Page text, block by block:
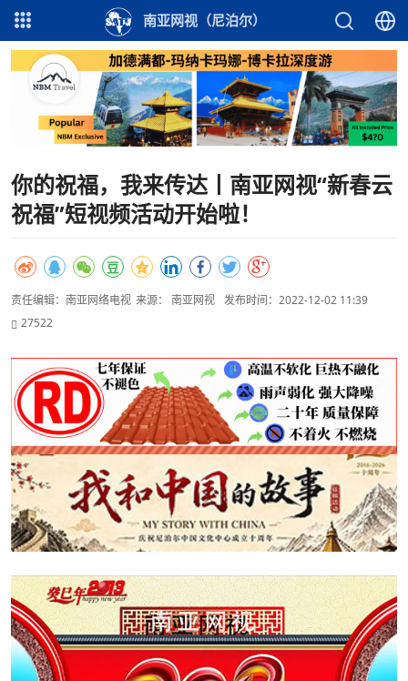
南亚网视（尼泊尔）
你的祝福，我来传达丨南亚网视“新春云
祝福”短视频活动开始啦！
责任编辑：南亚网络电视 来源： 南亚网视 发布时间：2022-12-02 11:39
27522